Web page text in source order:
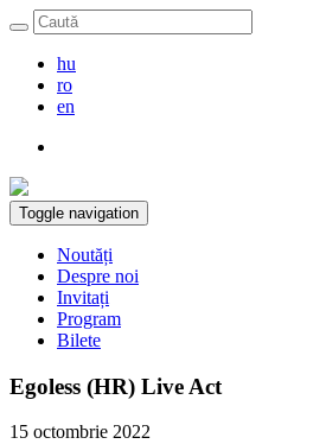
hu
ro
en
Toggle navigation
Noutăți
Despre noi
Invitați
Program
Bilete
Egoless (HR) Live Act
15 octombrie 2022